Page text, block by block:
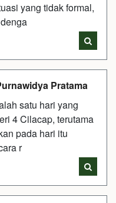
yang tidak formal,
Pratama
satu hari yang
4 Cilacap, terutama
pada hari itu
r